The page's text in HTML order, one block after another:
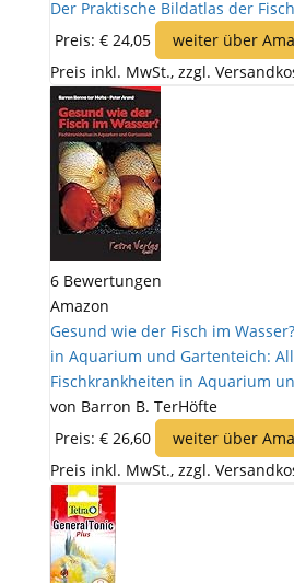
Der Praktische Bildatlas der
Preis: € 24,05
weiter über
Preis inkl. MwSt., zzgl.
6 Bewertungen
Amazon
Gesund wie der Fisch im
in Aquarium und Gartenteich:
Fischkrankheiten in Aquarium
von Barron B. TerHöfte
Preis: € 26,60
weiter über
Preis inkl. MwSt., zzgl.